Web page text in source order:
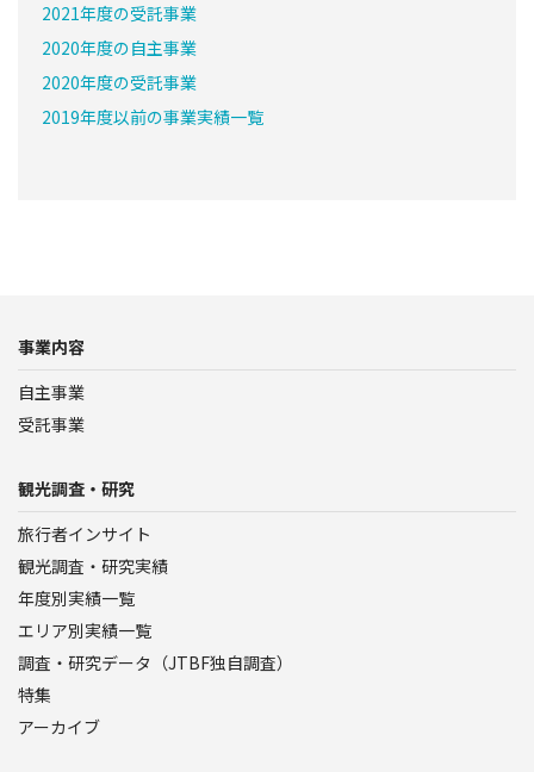
2021年度の受託事業
2020年度の自主事業
2020年度の受託事業
2019年度以前の事業実績一覧
事業内容
自主事業
受託事業
観光調査・研究
旅行者インサイト
観光調査・研究実績
年度別実績一覧
エリア別実績一覧
調査・研究データ（JTBF独自調査）
特集
アーカイブ